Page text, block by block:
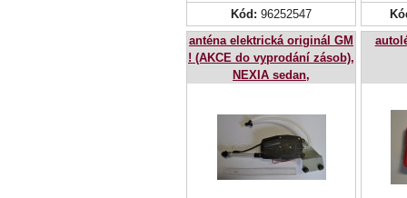
Kód: 96252547
anténa elektrická originál GM
! (AKCE do vyprodání zásob),
NEXIA sedan,